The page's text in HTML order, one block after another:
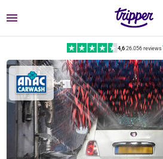
Menu
4,6|26.056 reviews